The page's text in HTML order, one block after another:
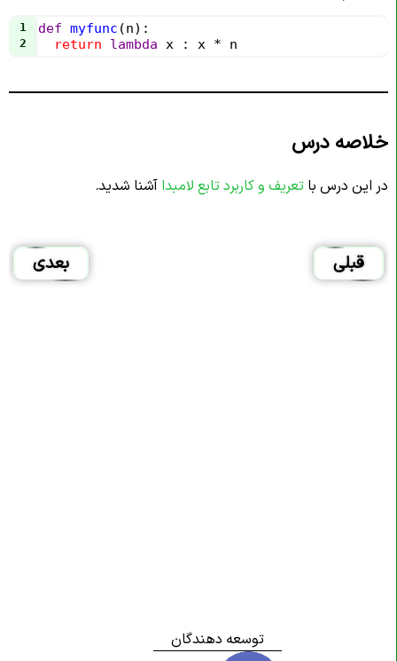
1 def myfunc (n):
2 return lambda x : x * n
خلاصه درس
در این درس با تعریف و کاربرد تابع لامبدا آشنا شدید.
قبلی بعدی
توسعه دهندگان